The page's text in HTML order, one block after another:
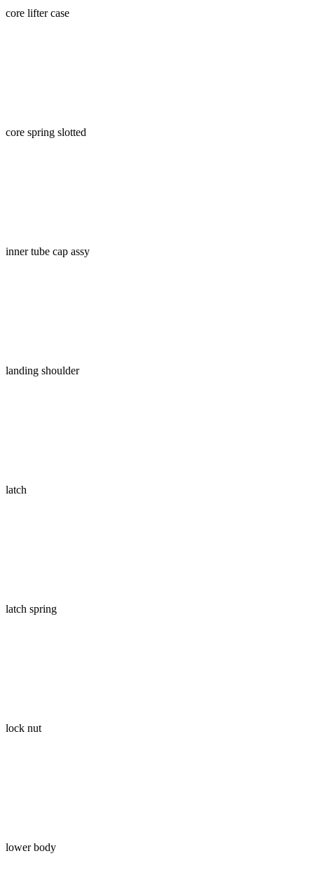
core lifter case
core spring slotted
inner tube cap assy
landing shoulder
latch
latch spring
lock nut
lower body